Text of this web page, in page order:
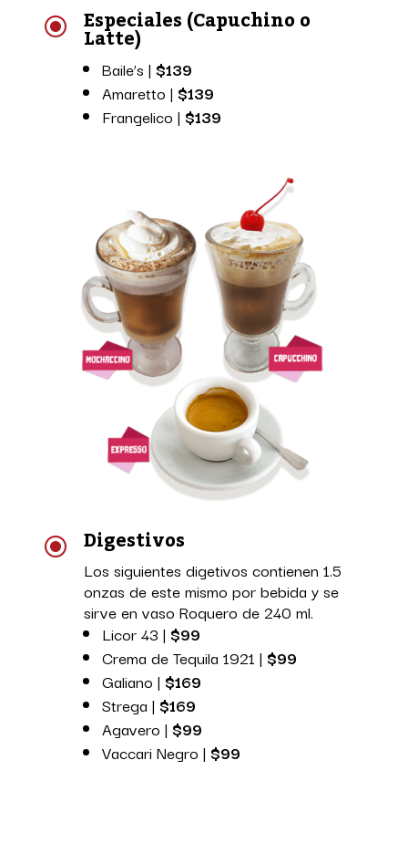
\ Especiales (Capuchino o
Latte)
Baile’s | $139
Amaretto | $139
Frangelico | $139
\ Digestivos
Los siguientes digetivos contienen 1.5
onzas de este mismo por bebida y se
sirve en vaso Roquero de 240 ml.
Licor 43 | $99
Crema de Tequila 1921 | $99
Galiano | $169
Strega | $169
Agavero | $99
Vaccari Negro | $99